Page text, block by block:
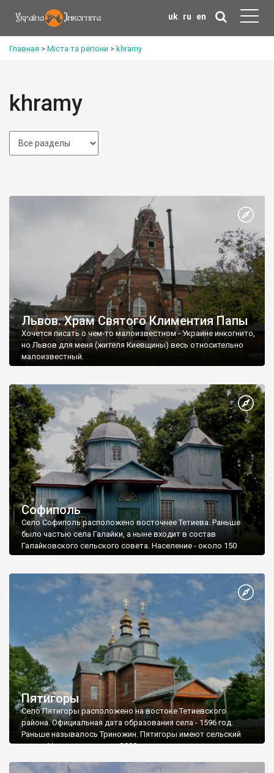
uk ru en
Главная > Міста та регіони > khramy
khramy
Львов. Храм Святого Климентия Папы
Хочется писать о чем-то малоизвестном - Украине инкогнито,
но Львов для меня (жителя Киевщины) весь относительно
малоизвестный.
Софиполь
Село Софиполь расположено восточнее Тетиева. Раньше
было частью села Галайки, а ныне входит в состав
Галайковского сельского совета. Население - около 150
человек.
Пятигоры
Село Пятигоры расположено на востоке Тетиевского
района. Официальная дата образования села - 1596 год.
Раньше называлось Триножин. Пятигоры имеют сельский
совет. Население - около 2000 человек.